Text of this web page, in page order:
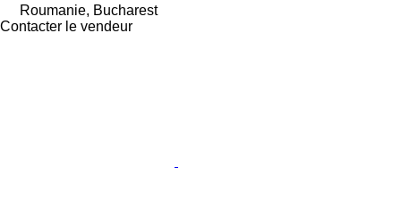
Roumanie, Bucharest
Contacter le vendeur